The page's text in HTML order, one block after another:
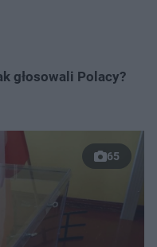
głosowali Polacy?
65